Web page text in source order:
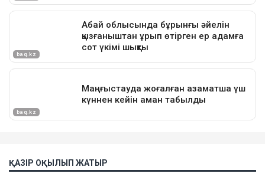
ҚАЗІР ОҚЫЛЫП ЖАТЫР